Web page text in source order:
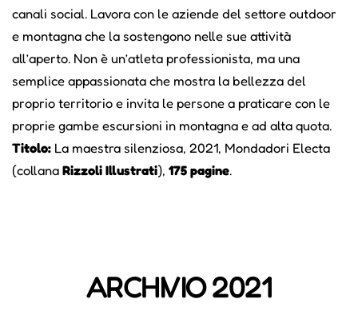
canali social. Lavora con le aziende del settore outdoor
e montagna che la sostengono nelle sue attività
all’aperto. Non è un’atleta professionista, ma una
semplice appassionata che mostra la bellezza del
proprio territorio e invita le persone a praticare con le
proprie gambe escursioni in montagna e ad alta quota.
Titolo: La maestra silenziosa, 2021, Mondadori Electa
(collana Rizzoli Illustrati), 175 pagine.
ARCHIVIO 2021